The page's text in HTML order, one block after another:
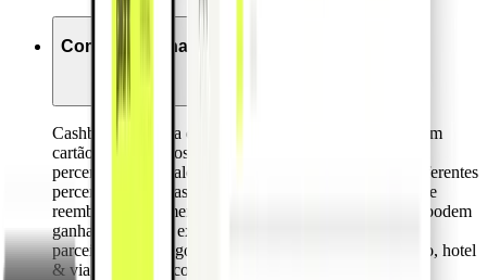
Como funcionam os cashbacks da Pliant?
Cashback significa que para cada transação feita com um
cartão Pliant, os nossos clientes receberão de volta uma
percentagem do valor da transação. A Pliant fornece diferentes
percentagens de cashback para diferentes frequências de
reembolso (pagamento do cartão de crédito). Também podem
ganhar cashbacks extra com base nos protocolos com
parceiros, em categorias como equipamento informático, hotel
& viagens, assim como material de escritório.